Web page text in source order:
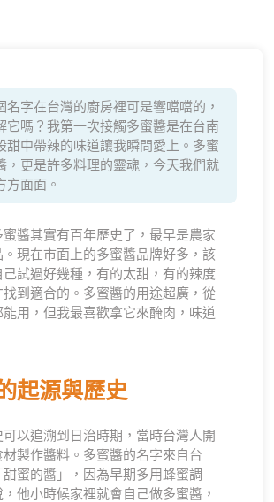
名字在台灣的廚房裡可是響噹噹的，
它嗎？我第一次接觸多蜜醬是在台南
甜中帶辣的味道讓我瞬間愛上。多蜜
，更是許多料理的靈魂，今天我們就
方面面。
醬其實有百年歷史了，最早是農家
。現在市面上的多蜜醬品牌好多，該
己試過好幾種，有的太甜，有的辣度
找到適合的。多蜜醬的用途超廣，從
用，但我最喜歡拿它來醃肉，味道
起源與歷史
以追溯到日治時期，當時台灣人開
製作醬料。多蜜醬的名字來自台
蜜的醬」，因為早期多用蜂蜜調
他小時候家裡就會自己做多蜜醬，